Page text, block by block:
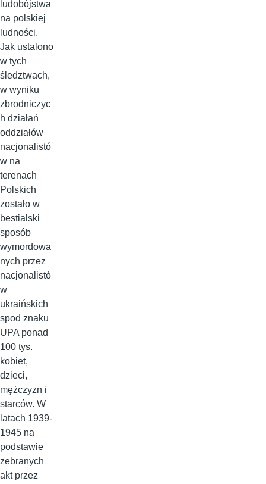
ludobójstwa
na polskiej
ludności.
Jak ustalono
w tych
śledztwach,
w wyniku
zbrodniczyc
h działań
oddziałów
nacjonalistó
w na
terenach
Polskich
zostało w
bestialski
sposób
wymordowa
nych przez
nacjonalistó
w
ukraińskich
spod znaku
UPA ponad
100 tys.
kobiet,
dzieci,
mężczyzn i
starców. W
latach 1939-
1945 na
podstawie
zebranych
akt przez